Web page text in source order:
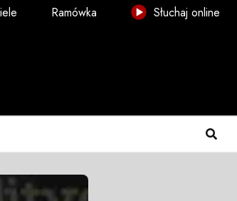
Ramówka Słuchaj online